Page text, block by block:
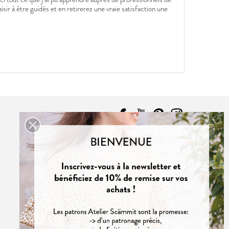
à être guidés et en retirerez une vraie satisfaction une
CONTACT
NOUS CONTACTER
Atelier Scämmit
33000 Bordeaux